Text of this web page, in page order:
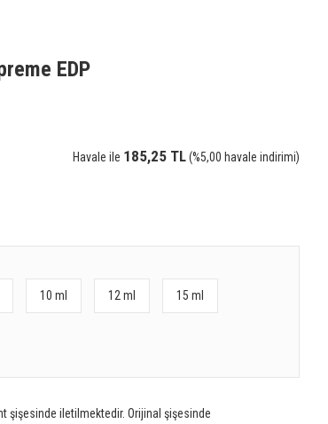
EDP
Havale ile 185,25 TL(%5,00 havale indirimi)
10 ml 12 ml 15 ml
şişesinde iletilmektedir. Orijinal şişesinde